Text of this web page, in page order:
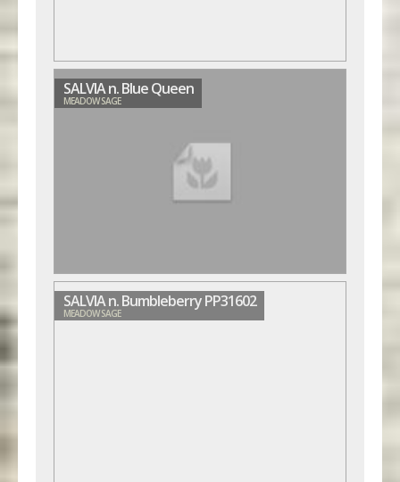
SALVIA n. Blue Queen
MEADOW SAGE
SALVIA n. Bumbleberry PP31602
MEADOW SAGE